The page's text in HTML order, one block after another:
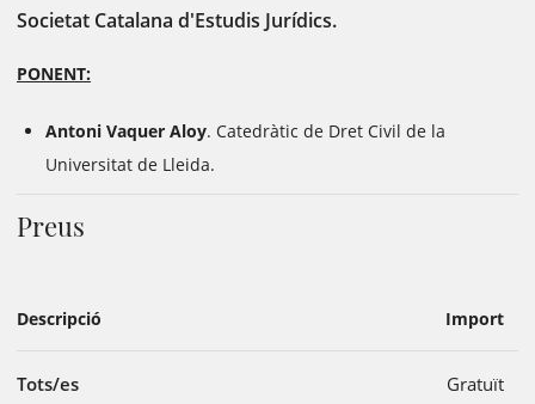
Societat Catalana d'Estudis Jurídics.
PONENT:
Antoni Vaquer Aloy. Catedràtic de Dret Civil de la
Universitat de Lleida.
Preus
Descripció Import
Tots/es Gratuït